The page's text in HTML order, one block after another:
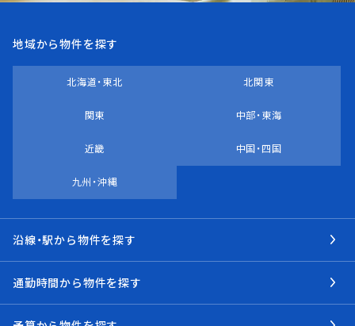
地域から物件を探す
北海道・東北 北関東
関東 中部・東海
近畿 中国・四国
九州・沖縄
沿線・駅から物件を探す
通勤時間から物件を探す